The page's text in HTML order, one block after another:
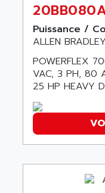
CYBER 4000
RPX30
SINUMERIK
LOGO
SIMATIC
DIGIVEX
PWE
CL300
SIMOVERT
ALLEN
ALLEN
ALLIANCE
ALLIANCE
ALLIED
ALLIED
Puissance /
ALLEN BRADLEY
POWERFLEX
VAC, 3 PH, 80
25 HP HEAVY